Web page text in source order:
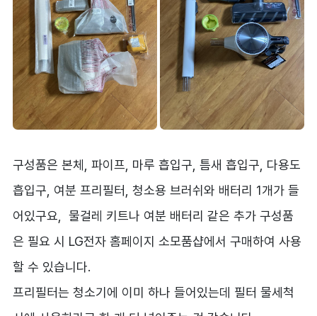
구성품은 본체, 파이프, 마루 흡입구, 틈새 흡입구, 다용도
흡입구, 여분 프리필터, 청소용 브러쉬와 배터리 1개가 들
어있구요, 물걸레 키트나 여분 배터리 같은 추가 구성품
은 필요 시 LG전자 홈페이지 소모품샵에서 구매하여 사용
할 수 있습니다.
프리필터는 청소기에 이미 하나 들어있는데 필터 물세척